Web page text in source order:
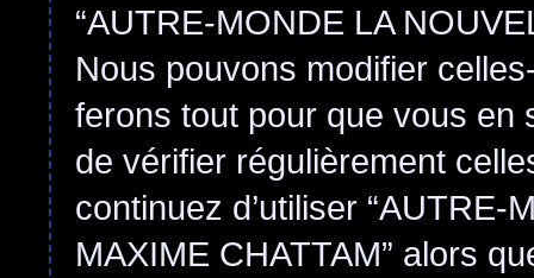
“AUTRE-MONDE LA
Nous pouvons modifier
ferons tout pour que vous en
de vérifier régulièrement
continuez d’utiliser “AUTRE-
MAXIME CHATTAM” alors